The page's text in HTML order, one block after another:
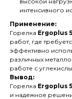
интенсивного
Применение:
Горелка Ergoplus
работ, где
эффективно
различных
работе с
Вывод:
Горелка Ergoplus
и надежное